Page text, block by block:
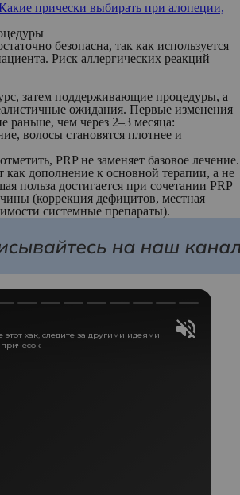
прически выбирать при алопеции,
безопасна, так как используется
Риск аллергических реакций
затем поддерживающие процедуры, а
ожидания. Первые изменения
раньше, чем через 2–3 месяца:
волосы становятся плотнее и
PRP не заменяет базовое лечение.
как дополнение к основной терапии, а не
польза достигается при сочетании PRP
(коррекция дефицитов, местная
системные препараты).